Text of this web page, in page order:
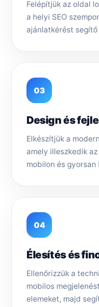
Felépítjük az oldal
a helyi SEO
ajánlatkérést
03
Design és
Elkészítjük a
amely illeszkedik
mobilon és gyorsan
04
Élesítés és
Ellenőrizzük a
mobilos
elemeket, majd